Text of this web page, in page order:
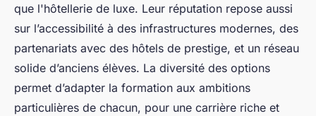
que l'hôtellerie de luxe. Leur réputation repose aussi
sur l’accessibilité à des infrastructures modernes, des
partenariats avec des hôtels de prestige, et un réseau
solide d’anciens élèves. La diversité des options
permet d’adapter la formation aux ambitions
particulières de chacun, pour une carrière riche et